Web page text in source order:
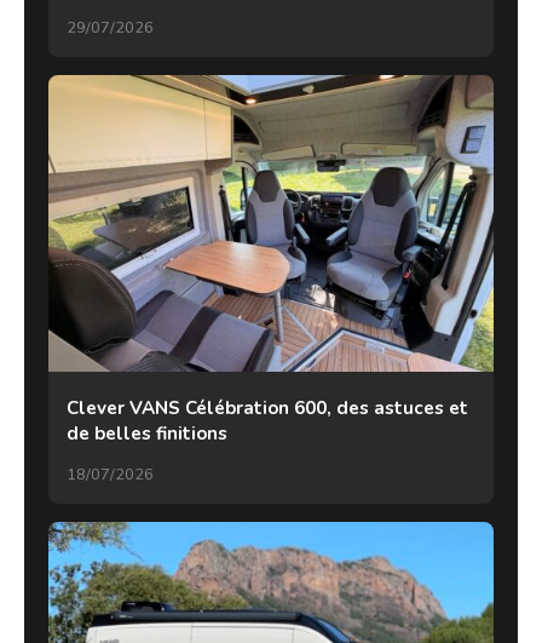
29/07/2026
Clever VANS Célébration 600, des astuces et
de belles finitions
18/07/2026